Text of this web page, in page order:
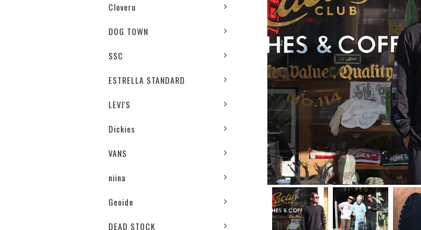
Cloveru
DOG TOWN
SSC
ESTRELLA STANDARD
LEVI'S
Dickies
VANS
niina
Geoide
DEAD STOCK